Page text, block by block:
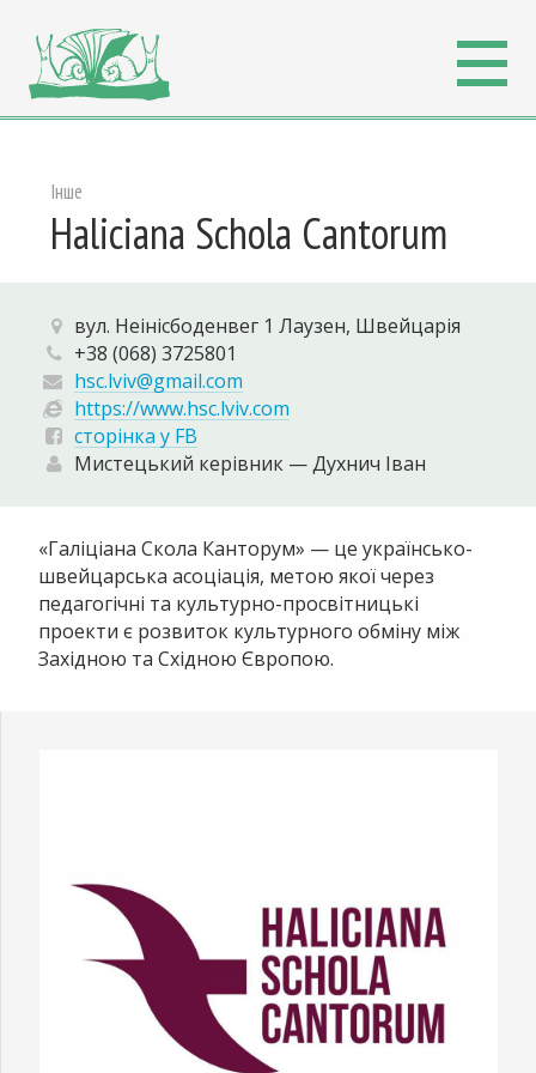
Інше
Haliciana Schola Cantorum
вул. Hеінісбоденвег 1 Лаузен, Швейцарія
+38 (068) 3725801
hsc.lviv@gmail.com
https://www.hsc.lviv.com
сторінка у FB
Мистецький керівник — Духнич Іван
«Галіціана Скола Канторум» — це українсько-
швейцарська асоціація, метою якої через
педагогічні та культурно-просвітницькі
проекти є розвиток культурного обміну між
Західною та Східною Європою.